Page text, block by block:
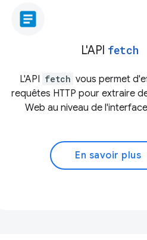
article
L'API fetch
L'API fetch vous permet
requêtes HTTP pour extraire
Web au niveau de
En savoir plus